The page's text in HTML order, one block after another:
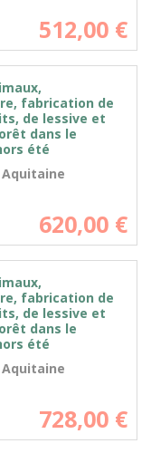
512,00 €
fabrication de
de lessive et
dans le
été
620,00 €
fabrication de
de lessive et
dans le
été
728,00 €